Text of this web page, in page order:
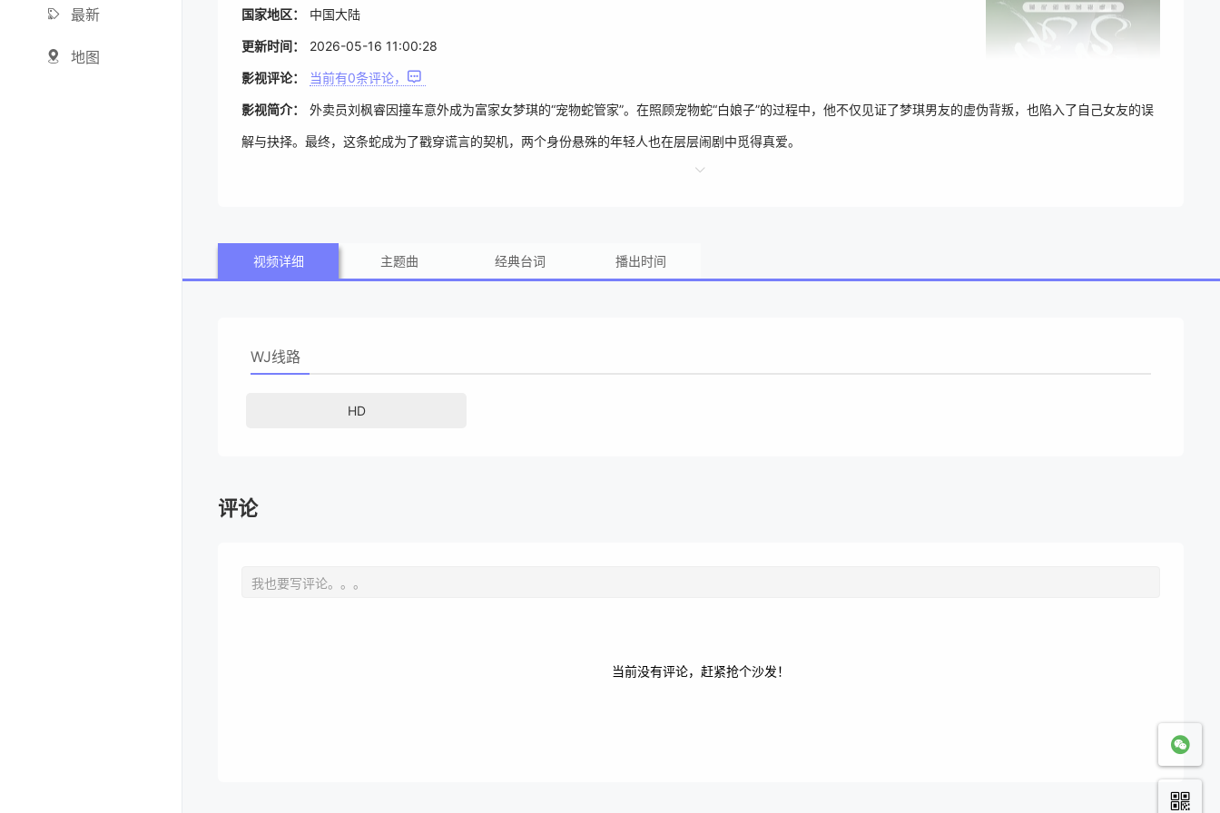
最新
地图
国家地区： 中国大陆
更新时间： 2026-05-16 11:00:28
影视评论： 当前有0条评论，
影视简介： 外卖员刘枫睿因撞车意外成为富家女梦琪的“宠物蛇管家”。在照顾宠物蛇“白娘子”的过程中，他不仅见证了梦琪男友的虚伪背叛，也陷入了自己女友的误
解与抉择。最终，这条蛇成为了戳穿谎言的契机，两个身份悬殊的年轻人也在层层闹剧中觅得真爱。
视频详细 主题曲 经典台词 播出时间
WJ线路
HD
评论
当前没有评论，赶紧抢个沙发！